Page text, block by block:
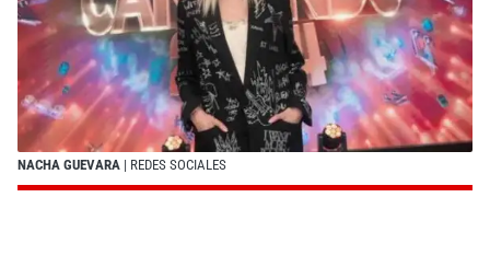
NACHA GUEVARA | REDES SOCIALES